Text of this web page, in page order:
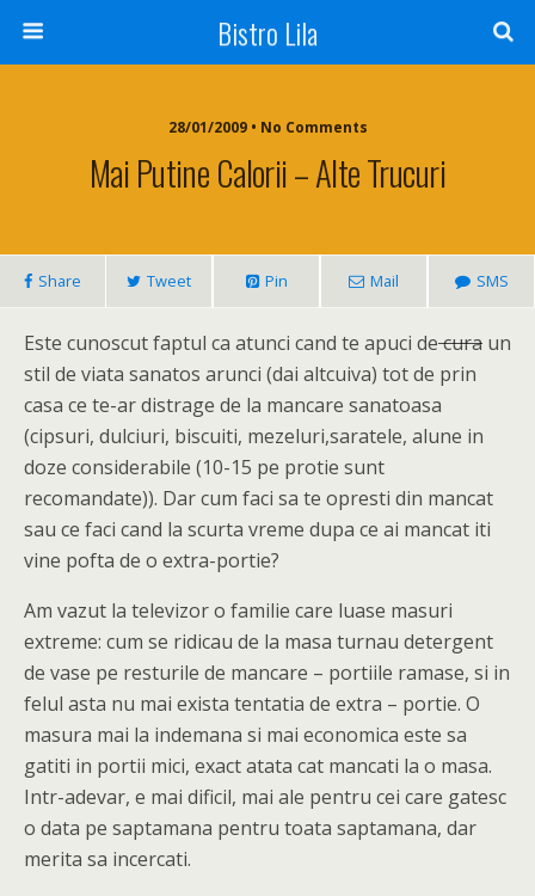
Bistro Lila
28/01/2009 • No Comments
Mai Putine Calorii – Alte Trucuri
Share Tweet Pin Mail SMS
Este cunoscut faptul ca atunci cand te apuci decura un
stil de viata sanatos arunci (dai altcuiva) tot de prin
casa ce te-ar distrage de la mancare sanatoasa
(cipsuri, dulciuri, biscuiti, mezeluri,saratele, alune in
doze considerabile (10-15 pe protie sunt
recomandate)). Dar cum faci sa te opresti din mancat
sau ce faci cand la scurta vreme dupa ce ai mancat iti
vine pofta de o extra-portie?
Am vazut la televizor o familie care luase masuri
extreme: cum se ridicau de la masa turnau detergent
de vase pe resturile de mancare – portiile ramase, si in
felul asta nu mai exista tentatia de extra – portie. O
masura mai la indemana si mai economica este sa
gatiti in portii mici, exact atata cat mancati la o masa.
Intr-adevar, e mai dificil, mai ale pentru cei care gatesc
o data pe saptamana pentru toata saptamana, dar
merita sa incercati.